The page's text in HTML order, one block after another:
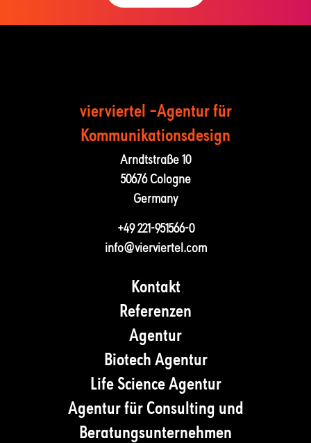
vierviertel –Agentur für
Kommunika­tions­design
Arndtstraße 10
50676 Cologne
Germany
+49 221-951566-0
info@vierviertel.com
Kontakt
Referenzen
Agentur
Biotech Agentur
Life Science Agentur
Agentur für Consulting und
Beratungsunternehmen